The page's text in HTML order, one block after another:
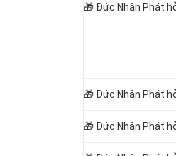
🎁 Đức Nhân Phát
🎁 Đức Nhân Phát
🎁 Đức Nhân Phát